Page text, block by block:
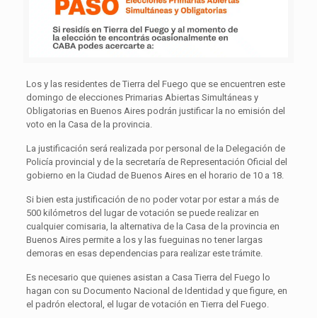
Los y las residentes de Tierra del Fuego que se encuentren este
domingo de elecciones Primarias Abiertas Simultáneas y
Obligatorias en Buenos Aires podrán justificar la no emisión del
voto en la Casa de la provincia.
La justificación será realizada por personal de la Delegación de
Policía provincial y de la secretaría de Representación Oficial del
gobierno en la Ciudad de Buenos Aires en el horario de 10 a 18.
Si bien esta justificación de no poder votar por estar a más de
500 kilómetros del lugar de votación se puede realizar en
cualquier comisaria, la alternativa de la Casa de la provincia en
Buenos Aires permite a los y las fueguinas no tener largas
demoras en esas dependencias para realizar este trámite.
Es necesario que quienes asistan a Casa Tierra del Fuego lo
hagan con su Documento Nacional de Identidad y que figure, en
el padrón electoral, el lugar de votación en Tierra del Fuego.